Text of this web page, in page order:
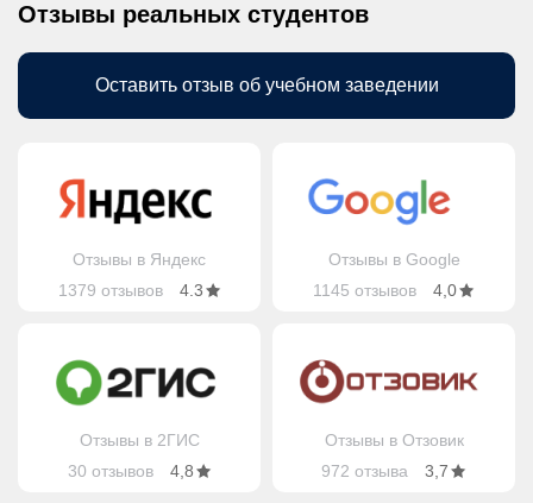
Отзывы реальных студентов
Оставить отзыв об учебном заведении
Отзывы в Яндекс
1379 отзывов
4.3
Отзывы в Google
1145 отзывов
4,0
Отзывы в 2ГИС
30 отзывов
4,8
Отзывы в Отзовик
972 отзыва
3,7